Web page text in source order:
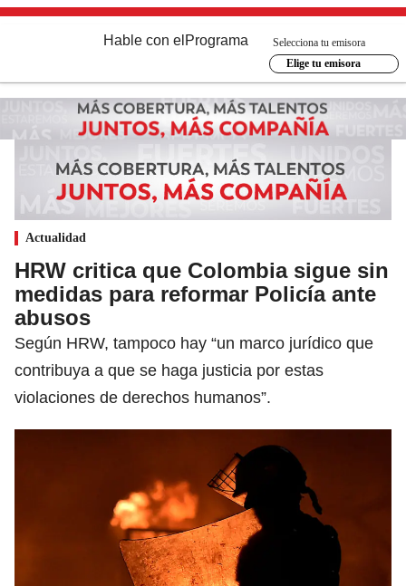
Hable con el Programa
Selecciona tu emisora
Elige tu emisora
Actualidad
HRW critica que Colombia sigue sin
medidas para reformar Policía ante
abusos
Según HRW, tampoco hay “un marco jurídico que
contribuya a que se haga justicia por estas
violaciones de derechos humanos”.